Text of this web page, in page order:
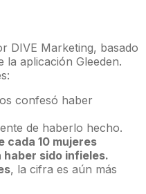
DIVE Marketing, basado
la aplicación Gleeden.
confesó haber
de haberlo hecho.
cada 10 mujeres
sido infieles.
, la cifra es aún más